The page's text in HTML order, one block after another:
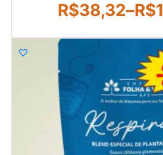
R$38,32–R$
de